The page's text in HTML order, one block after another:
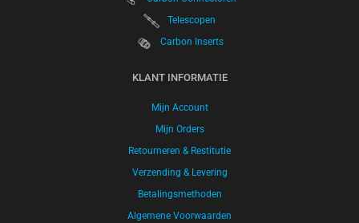
Telescopen
Carbon Inserts
KLANT INFORMATIE
Mijn Account
Mijn Orders
Retourneren & Restitutie
Verzending & Levering
Betalingsmethoden
Algemene Voorwaarden